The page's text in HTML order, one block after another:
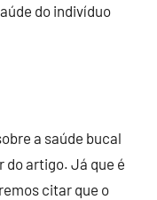
do indivíduo
a saúde bucal
do artigo. Já que é
citar que o